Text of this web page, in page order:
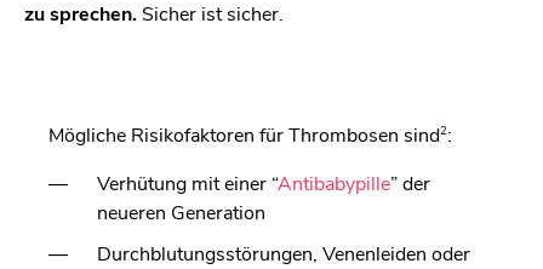
zu sprechen. Sicher ist sicher.
Mögliche Risikofaktoren für Thrombosen sind2:
Verhütung mit einer “Antibabypille” der
neueren Generation
Durchblutungsstörungen, Venenleiden oder